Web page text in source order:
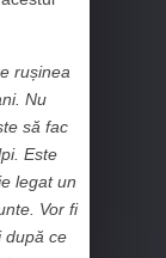
rușinea
Nu
să fac
Este
legat un
Vor fi
după ce